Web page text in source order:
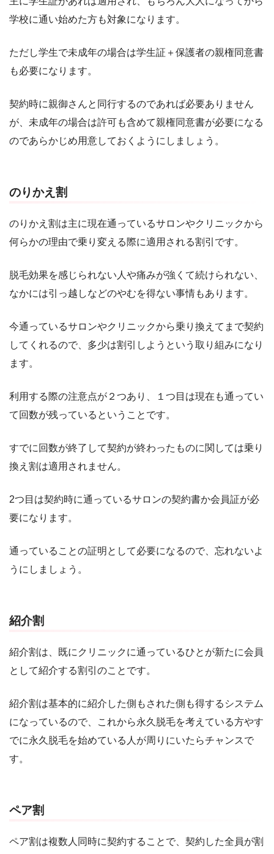
学校に通い始めた方も対象になります。
ただし学生で未成年の場合は学生証＋保護者の親権同意書
も必要になります。
契約時に親御さんと同行するのであれば必要ありません
が、未成年の場合は許可も含めて親権同意書が必要になる
のであらかじめ用意しておくようにしましょう。
のりかえ割
のりかえ割は主に現在通っているサロンやクリニックから
何らかの理由で乗り変える際に適用される割引です。
脱毛効果を感じられない人や痛みが強くて続けられない、
なかには引っ越しなどのやむを得ない事情もあります。
今通っているサロンやクリニックから乗り換えてまで契約
してくれるので、多少は割引しようという取り組みになり
ます。
利用する際の注意点が２つあり、１つ目は現在も通ってい
て回数が残っているということです。
すでに回数が終了して契約が終わったものに関しては乗り
換え割は適用されません。
2つ目は契約時に通っているサロンの契約書か会員証が必
要になります。
通っていることの証明として必要になるので、忘れないよ
うにしましょう。
紹介割
紹介割は、既にクリニックに通っているひとが新たに会員
として紹介する割引のことです。
紹介割は基本的に紹介した側もされた側も得するシステム
になっているので、これから永久脱毛を考えている方やす
でに永久脱毛を始めている人が周りにいたらチャンスで
す。
ペア割
ペア割は複数人同時に契約することで、契約した全員が割